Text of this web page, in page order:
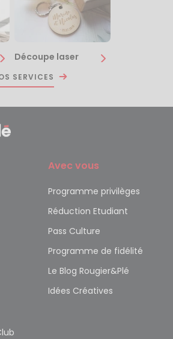
Découpe laser
SERVICES
Avec vous
Programme privilèges
Réduction Etudiant
Pass Culture
Programme de fidélité
Le Blog Rougier&Plé
Idées Créatives